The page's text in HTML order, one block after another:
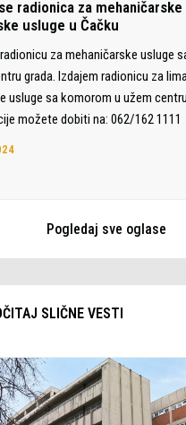
radionica za
usluge u Čačku
za mehaničarske usluge
grada. Izdajem radionicu za
usluge sa komorom u užem
možete dobiti na: 062/162 1111
Pogledaj sve oglase
SLIČNE VESTI